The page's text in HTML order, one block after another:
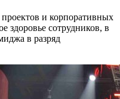
и корпоративных
здоровье сотрудников, в
в разряд